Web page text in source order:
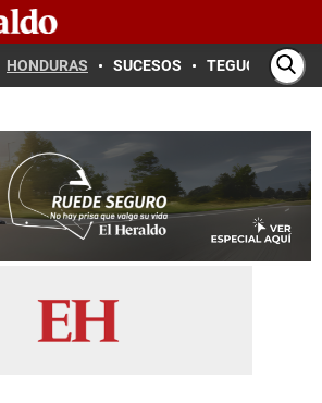
HONDURAS SUCESOS TEGUCIGALPA